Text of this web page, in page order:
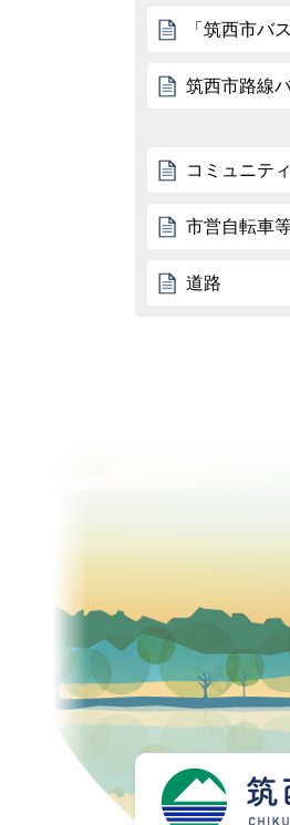
「筑西市バ
筑西市路線
コミュニテ
市営自転車
道路